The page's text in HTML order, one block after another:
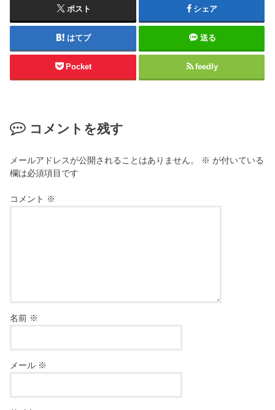
ポスト シェア
はてブ 送る
Pocket feedly
コメントを残す
メールアドレスが公開されることはありません。 ※ が付いている
欄は必須項目です
コメント ※
名前 ※
メール ※